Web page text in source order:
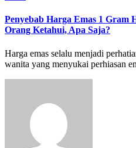
Penyebab Harga Emas 1
Orang Ketahui, Apa Saja?
Harga emas selalu menjadi perhatian banyak orang, terutama bagi
wanita yang menyukai perhiasan